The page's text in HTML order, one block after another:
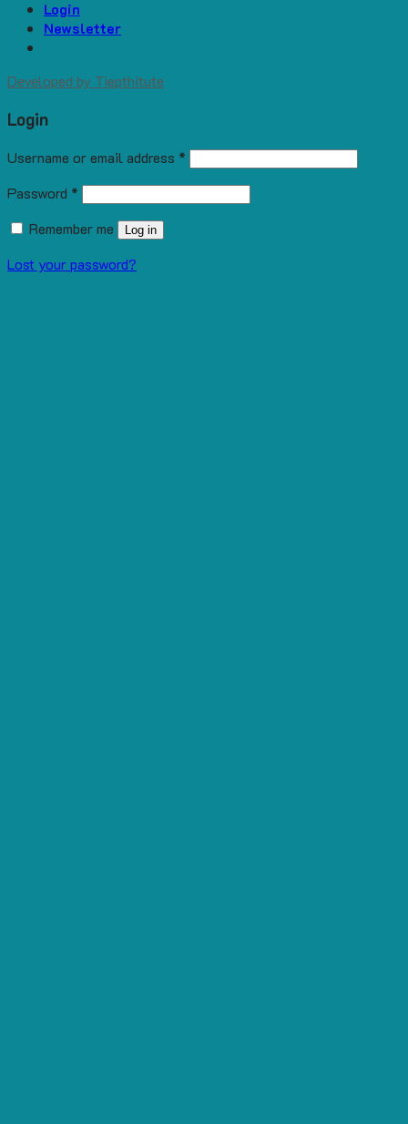
Login
Newsletter
Developed by Tiepthitute
Login
Username or email address *
Password *
Remember me
Log in
Lost your password?